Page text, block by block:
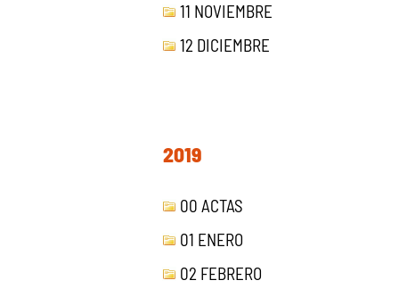
11 NOVIEMBRE
12 DICIEMBRE
2019
00 ACTAS
01 ENERO
02 FEBRERO